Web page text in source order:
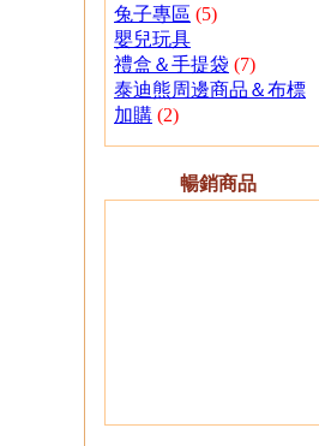
兔子專區 (5)
嬰兒玩具
禮盒＆手提袋 (7)
泰迪熊周邊商品＆布標
加購 (2)
暢銷商品